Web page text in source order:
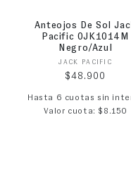
Anteojos De Sol
Pacific 0JK1014M
Negro/Azul
Proveedor:
JACK PACIFIC
Precio
$48.900
Hasta 6 cuotas sin
Valor cuota: $8.150